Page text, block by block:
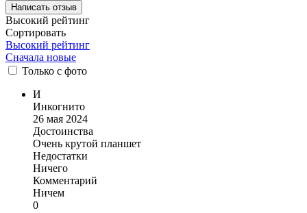
Написать отзыв
Высокий рейтинг
Сортировать
Высокий рейтинг
Сначала новые
Только с фото
И
Инкогнито
26 мая 2024
Достоинства
Очень крутой планшет
Недостатки
Ничего
Комментарий
Ничем
0